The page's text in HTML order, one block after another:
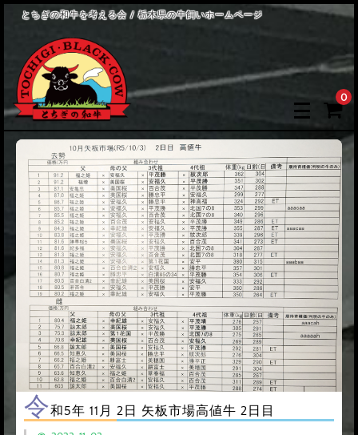
とちぎの和牛を考える会 / 栃木県の牛飼いホームページ
0
令和5年 11月 2日 矢板市場高値牛 2日目